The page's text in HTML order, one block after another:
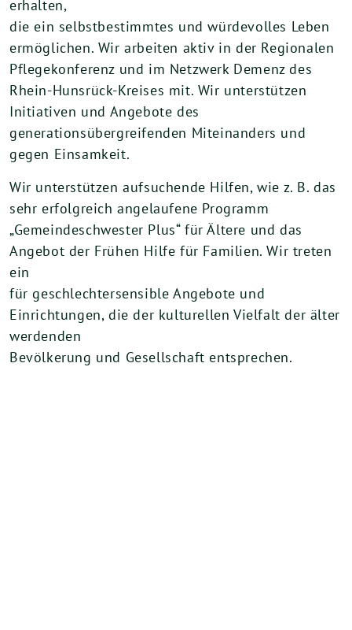
erhalten,
die ein selbstbestimmtes und würdevolles Leben
ermöglichen. Wir arbeiten aktiv in der Regionalen
Pflegekonferenz und im Netzwerk Demenz des
Rhein-Hunsrück-Kreises mit. Wir unterstützen
Initiativen und Angebote des
generationsübergreifenden Miteinanders und
gegen Einsamkeit.
Wir unterstützen aufsuchende Hilfen, wie z. B. das
sehr erfolgreich angelaufene Programm
„Gemeindeschwester Plus“ für Ältere und das
Angebot der Frühen Hilfe für Familien. Wir treten
ein
für geschlechtersensible Angebote und
Einrichtungen, die der kulturellen Vielfalt der älter
werdenden
Bevölkerung und Gesellschaft entsprechen.